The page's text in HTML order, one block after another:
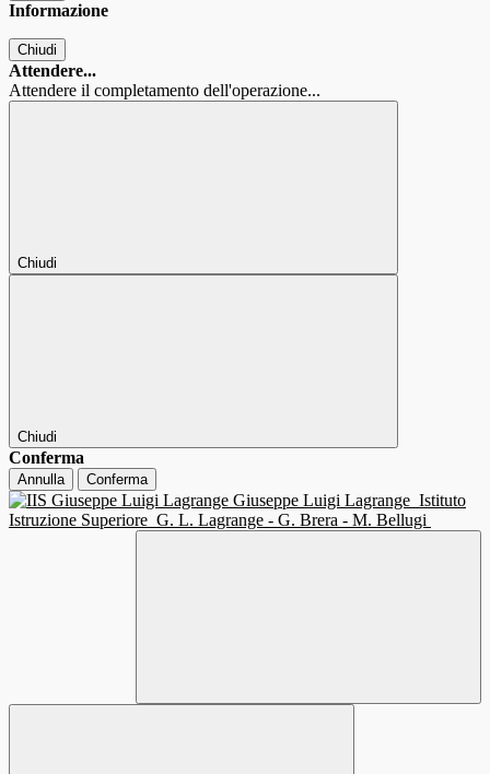
Informazione
Chiudi
Attendere...
Attendere il completamento dell'operazione...
Chiudi
Chiudi
Conferma
Annulla Conferma
Giuseppe Luigi Lagrange Istituto
Istruzione Superiore G. L. Lagrange - G. Brera - M. Bellugi